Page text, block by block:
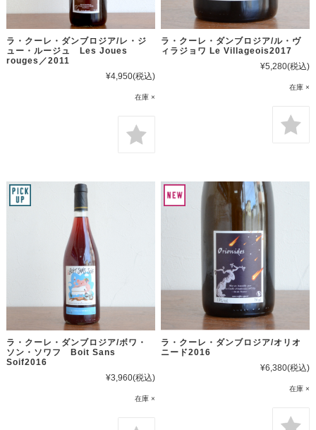
ラ・クーレ・ダンブロジア/レ・ジ
ュー・ルージュ Les Joues
rouges／2011
¥4,950(税込)
在庫 ×
ラ・クーレ・ダンブロジア/ル・ヴ
ィラジョワ Le Villageois2017
¥5,280(税込)
在庫 ×
ラ・クーレ・ダンブロジア/ボワ・
ソン・ソワフ Boit Sans
Soif2016
¥3,960(税込)
在庫 ×
ラ・クーレ・ダンブロジア/オリオ
ニード2016
¥6,380(税込)
在庫 ×